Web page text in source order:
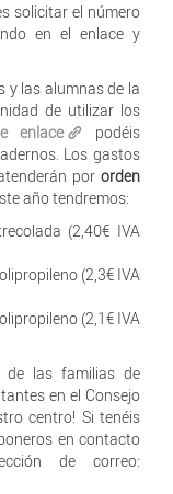
solicitar el número
en el enlace y
y las alumnas de la
de utilizar los
enlace
podéis
Los gastos
por orden
año tendremos:
(2,40€ IVA
(2,3€ IVA
(2,1€ IVA
de las familias de
en el Consejo
centro! Si tenéis
en contacto
de correo: